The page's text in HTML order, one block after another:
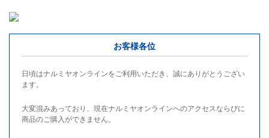
お客様各位
日頃はナルミヤオンラインをご利用いただき、誠にありがとうござい
ます。
大変混みあっており、現在ナルミヤオンラインへのアクセスならびに
商品のご購入ができません。